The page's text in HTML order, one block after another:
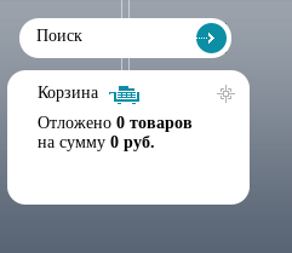
Корзина
Отложено 0 товаров
на сумму 0 руб.